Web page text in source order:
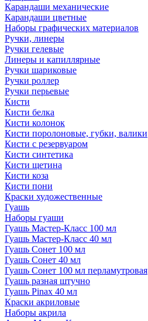
Карандаши механические
Карандаши цветные
Наборы графических материалов
Ручки, линеры
Ручки гелевые
Линеры и капиллярные
Ручки шариковые
Ручки роллер
Ручки перьевые
Кисти
Кисти белка
Кисти колонок
Кисти поролоновые, губки, валики
Кисти с резервуаром
Кисти синтетика
Кисти щетина
Кисти коза
Кисти пони
Краски художественные
Гуашь
Наборы гуаши
Гуашь Мастер-Класс 100 мл
Гуашь Мастер-Класс 40 мл
Гуашь Сонет 100 мл
Гуашь Сонет 40 мл
Гуашь Сонет 100 мл перламутровая
Гуашь разная штучно
Гуашь Pinax 40 мл
Краски акриловые
Наборы акрила